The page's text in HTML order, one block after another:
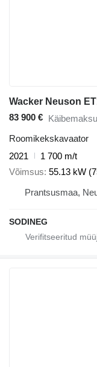
Wacker Neuson
83 900 €
Roomikekskavaator
2021
1 700 m/t
Võimsus 55.13 kW
Prantsusmaa,
SODINEG